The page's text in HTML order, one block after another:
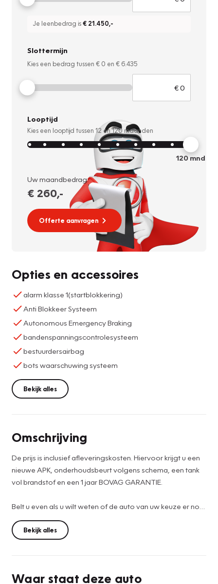
Je leenbedrag is€ 21.450,-
Slottermijn
Kies een bedrag tussen € 0 en € 6.435
Looptijd
Kies een looptijd tussen 12 en120 maanden
120mnd
Uw maandbedrag:
€ 260,-
Offerte aanvragen
Opties en accessoires
alarm klasse 1(startblokkering)
Anti Blokkeer Systeem
Autonomous Emergency Braking
bandenspanningscontrolesysteem
bestuurdersairbag
bots waarschuwing systeem
Bekijk alles
Omschrijving
De prijs is inclusief afleveringskosten. Hiervoor krijgt u een
nieuwe APK, onderhoudsbeurt volgens schema, een tank
vol brandstof en een 1 jaar BOVAG GARANTIE.
Belt u even als u wilt weten of de auto van uw keuze er nog
staat en u deze wilt bezichtigen?
Kijkt u voor meer informatie op onze website:
Bekijk alles
Waar staat deze auto